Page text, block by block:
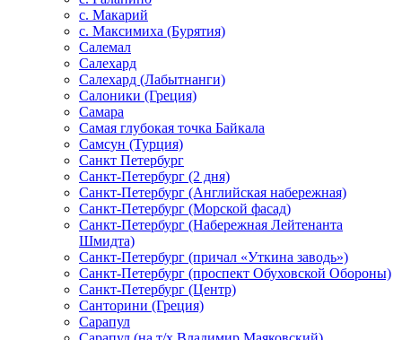
с. Макарий
с. Максимиха (Бурятия)
Салемал
Салехард
Салехард (Лабытнанги)
Салоники (Греция)
Самара
Самая глубокая точка Байкала
Самсун (Турция)
Санкт Петербург
Санкт-Петербург (2 дня)
Санкт-Петербург (Английская набережная)
Санкт-Петербург (Морской фасад)
Санкт-Петербург (Набережная Лейтенанта
Шмидта)
Санкт-Петербург (причал «Уткина заводь»)
Санкт-Петербург (проспект Обуховской Обороны)
Санкт-Петербург (Центр)
Санторини (Греция)
Сарапул